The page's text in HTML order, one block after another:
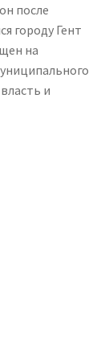
после
городу Гент
на
и